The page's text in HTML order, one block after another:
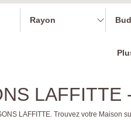
Rayon
LAFFITTE. Trouvez votre Maison